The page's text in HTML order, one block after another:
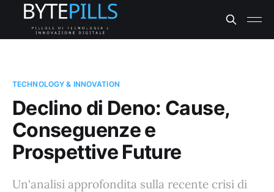
TECHNOLOGY & INNOVATION
Declino di Deno: Cause,
Conseguenze e
Prospettive Future
Un'analisi approfondita sulla recente crisi di